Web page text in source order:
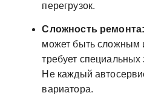
перегрузок.
Сложность ремонта:
может быть сложным
требует
Не каждый
вариатора.